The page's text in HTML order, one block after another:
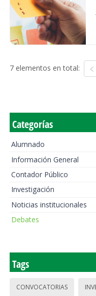
7 elementos en total:
Categorías
Alumnado
Información General
Contador Público
Investigación
Noticias institucionales
Debates
Tags
CONVOCATORIAS